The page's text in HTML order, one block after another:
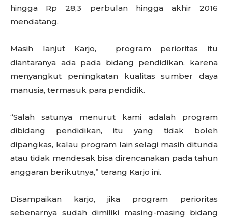
hingga Rp 28,3 perbulan hingga akhir 2016
mendatang.
Masih lanjut Karjo, program perioritas itu
diantaranya ada pada bidang pendidikan, karena
menyangkut peningkatan kualitas sumber daya
manusia, termasuk para pendidik.
“Salah satunya menurut kami adalah program
dibidang pendidikan, itu yang tidak boleh
dipangkas, kalau program lain selagi masih ditunda
atau tidak mendesak bisa direncanakan pada tahun
anggaran berikutnya,” terang Karjo ini.
Disampaikan karjo, jika program perioritas
sebenarnya sudah dimiliki masing-masing bidang